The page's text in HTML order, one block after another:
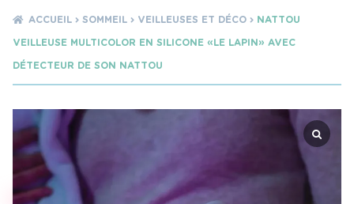
ACCUEIL SOMMEIL VEILLEUSES ET DÉCO
NATTOU
VEILLEUSE MULTICOLOR EN SILICONE « LE LAPIN » AVEC
DÉTECTEUR DE SON NATTOU